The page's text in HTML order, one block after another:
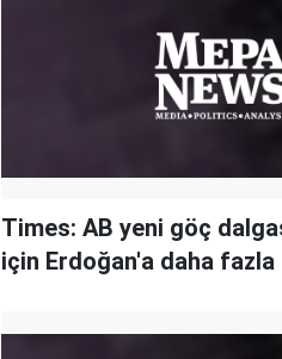
Times: AB yeni göç
için Erdoğan'a daha